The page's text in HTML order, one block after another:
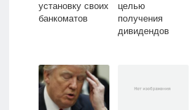
установку своих
банкоматов
целью
получения
дивидендов